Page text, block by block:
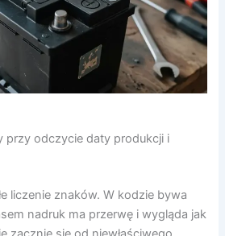
przy odczycie daty produkcji i
liczenie znaków. W kodzie bywa
nadruk ma przerwę i wygląda jak